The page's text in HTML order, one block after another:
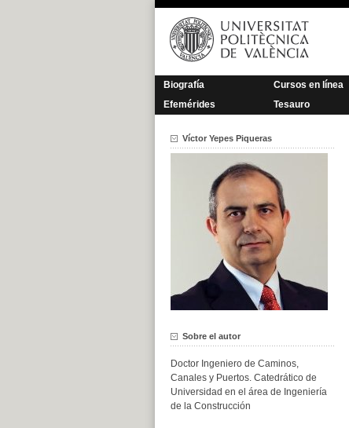
Saltar
contenido
Biografía Cursos en línea
Efemérides
Tesauro
Víctor Yepes Piqueras
Sobre el autor
Doctor Ingeniero de Caminos,
Canales y Puertos. Catedrático de
Universidad en el área de Ingeniería
de la Construcción